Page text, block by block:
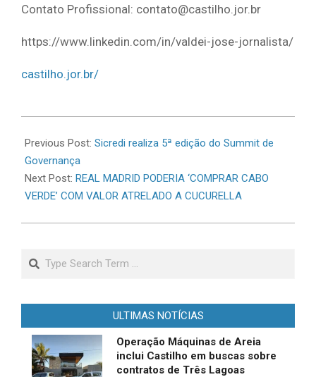
Contato Profissional: contato@castilho.jor.br
https://www.linkedin.com/in/valdei-jose-jornalista/
castilho.jor.br/
06-
15
Previous Post: Sicredi realiza 5ª edição do Summit de
Governança
Next Post: REAL MADRID PODERIA ‘COMPRAR CABO
VERDE’ COM VALOR ATRELADO A CUCURELLA
Search
ULTIMAS NOTÍCIAS
Operação Máquinas de Areia
inclui Castilho em buscas sobre
contratos de Três Lagoas